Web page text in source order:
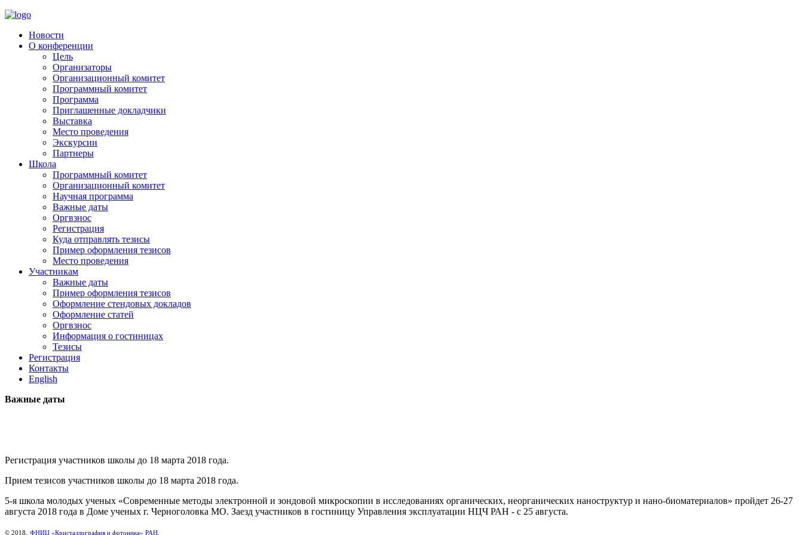
Новости
О конференции
Цель
Организаторы
Организационный комитет
Программный комитет
Программа
Приглашенные докладчики
Выставка
Место проведения
Экскурсии
Партнеры
Школа
Программный комитет
Организационный комитет
Научная программа
Важные даты
Оргвзнос
Регистрация
Куда отправлять тезисы
Пример оформления тезисов
Место проведения
Участникам
Важные даты
Пример оформления тезисов
Оформление стендовых докладов
Оформление статей
Оргвзнос
Информация о гостиницах
Тезисы
Регистрация
Контакты
English
Важные даты
Регистрация участников школы до 18 марта 2018 года.
Прием тезисов участников школы до 18 марта 2018 года.
5-я школа молодых ученых «Современные методы электронной и зондовой микроскопии в исследованиях органических, неорганических наноструктур и нано-биоматериалов» пройдет 26-27
августа 2018 года в Доме ученых г. Черноголовка МО. Заезд участников в гостиницу Управления эксплуатации НЦЧ РАН - с 25 августа.
© 2018, ФНИЦ «Кристаллография и фотоника» РАН